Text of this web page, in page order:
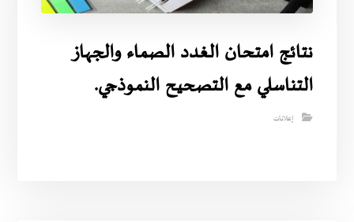
نتائج امتحان الغدد الصماء والجهاز
التناسلي مع التصحيح النموذجي.
إعلانات